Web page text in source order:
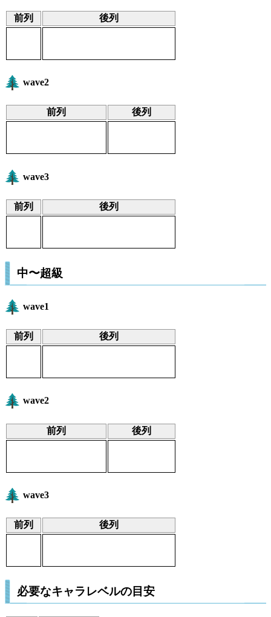
前列 後列
wave2
前列 後列
wave3
前列 後列
中〜超級
wave1
前列 後列
wave2
前列 後列
wave3
前列 後列
必要なキャラレベルの目安